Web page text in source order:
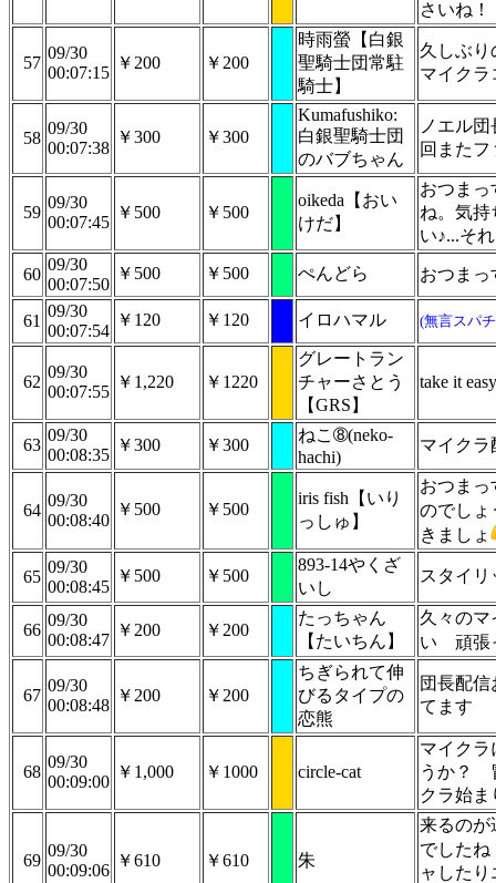
さいね！
57
09/30
00:07:15
￥200 ￥200
時雨螢【白銀
聖騎士団常駐
騎士】
久しぶり
マイクラ
58
09/30
00:07:38
￥300 ￥300
Kumafushiko:
白銀聖騎士団
のバブちゃん
ノエル
回また
59
09/30
00:07:45
￥500 ￥500
oikeda【おい
けだ】
おつまっ
ね。気持
い♪...そ
60
09/30
00:07:50
￥500 ￥500 ぺんどら おつまっ
61
09/30
00:07:54
￥120 ￥120 イロハマル (無言スパ
62
09/30
00:07:55
￥1,220 ￥1220
グレートラン
チャーさとう
【GRS】
take it easy
63
09/30
00:08:35
￥300 ￥300
ねこ➇(neko-
hachi)
マイクラ
64
09/30
00:08:40
￥500 ￥500
iris fish【いり
っしゅ】
おつまっ
のでしょ
きましょ
65
09/30
00:08:45
￥500 ￥500
893-14やくざ
いし
スタイ
66
09/30
00:08:47
￥200 ￥200
たっちゃん
【たいちん】
久々のマ
い
頑張
67
09/30
00:08:48
￥200 ￥200
ちぎられて伸
びるタイプの
恋熊
団長配
てます
68
09/30
00:09:00
￥1,000 ￥1000 circle-cat
マイクラ
うか？
クラ始
69
09/30
00:09:06
￥610 ￥610 朱
来るのが
でしたね
ャした